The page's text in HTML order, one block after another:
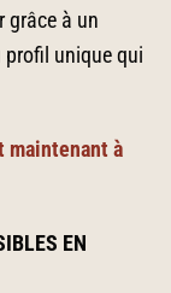
grâce à un
profil unique qui
maintenant à
EN